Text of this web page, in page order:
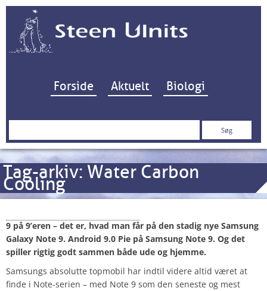
Hop til indhold
Forside Aktuelt Biologi
Søg
Tag-arkiv: Water Carbon
Cooling
9 på 9’eren – det er, hvad man får på den stadig nye Samsung
Galaxy Note 9. Android 9.0 Pie på Samsung Note 9. Og det
spiller rigtig godt sammen både ude og hjemme.
Samsungs absolutte topmobil har indtil videre altid været at
finde i Note-serien – med Note 9 som den seneste og mest